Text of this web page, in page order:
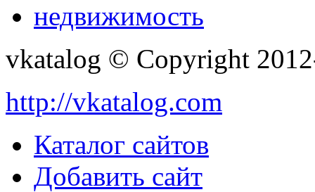
недвижимость
vkatalog © Copyright
http://vkatalog.com
Каталог сайтов
Добавить сайт